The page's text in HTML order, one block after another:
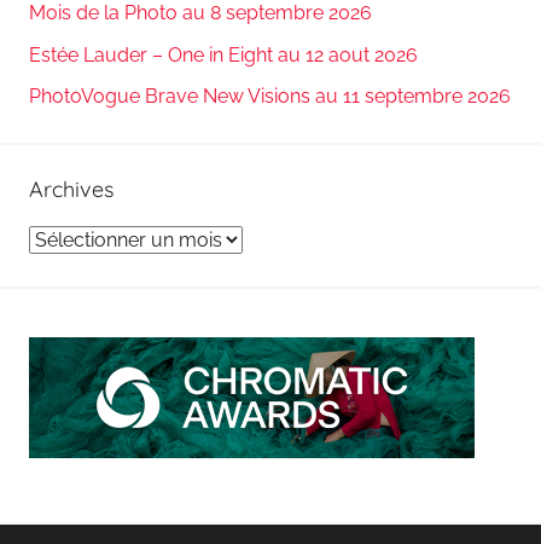
Mois de la Photo au 8 septembre 2026
Estée Lauder – One in Eight au 12 aout 2026
PhotoVogue Brave New Visions au 11 septembre 2026
Archives
Archives